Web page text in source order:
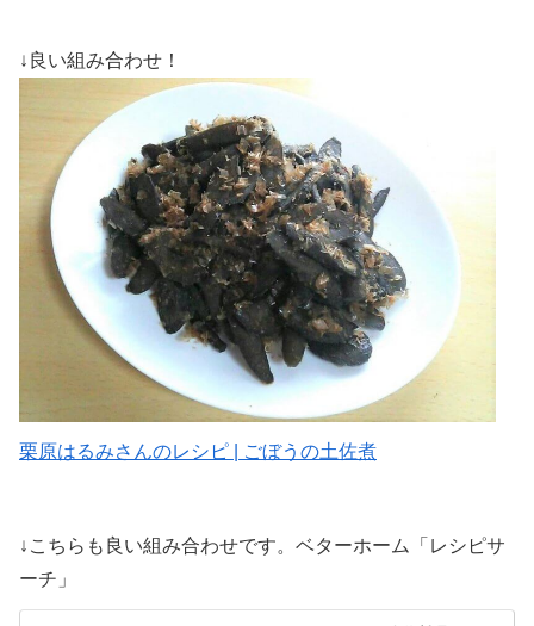
↓良い組み合わせ！
栗原はるみさんのレシピ | ごぼうの土佐煮
↓こちらも良い組み合わせです。ベターホーム「レシピサ
ーチ」